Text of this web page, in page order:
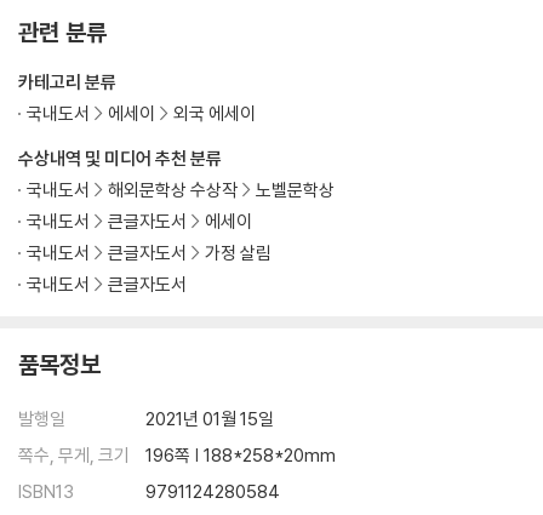
관련 분류
수상내역 및 미디어 추천 분류
국내도서
해외문학상 수상작
노벨문학상
국내도서
큰글자도서
에세이
국내도서
큰글자도서
가정 살림
국내도서
큰글자도서
카테고리 분류
국내도서
에세이 외국 에세이
품목정보
발행일
2021년 01월 15일
쪽수, 무게, 크기
196쪽 | 188*258*20mm
ISBN13
9791124280584